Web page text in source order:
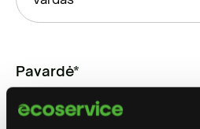
Pavardė*